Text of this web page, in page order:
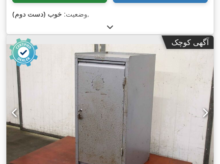
وضعیت: خوب (دست دوم) ,
آگهی کوچک